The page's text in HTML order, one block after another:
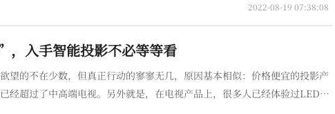
2022-08-19 07:38:08
入手智能投影不必等等看
的不在少数，但真正行动的寥寥无几，原因基本相似：价格便宜的投影产
经超过了中高端电视。另外就是，在电视产品上，很多人已经体验过LED，